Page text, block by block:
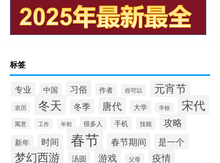
标签
专业 中国 习俗 作者 你可以 元宵节
农历 冬天 冬季 唐代 大学 学校 宋代
寓意 工作 年初 很多人 手机 技能 攻略
新年 时间 春节 春节期间 是一个
梦幻西游 汤圆 游戏 父母 疫情